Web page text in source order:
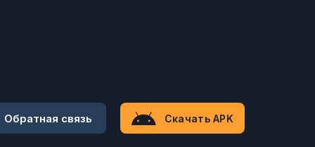
Обратная связь Скачать APK